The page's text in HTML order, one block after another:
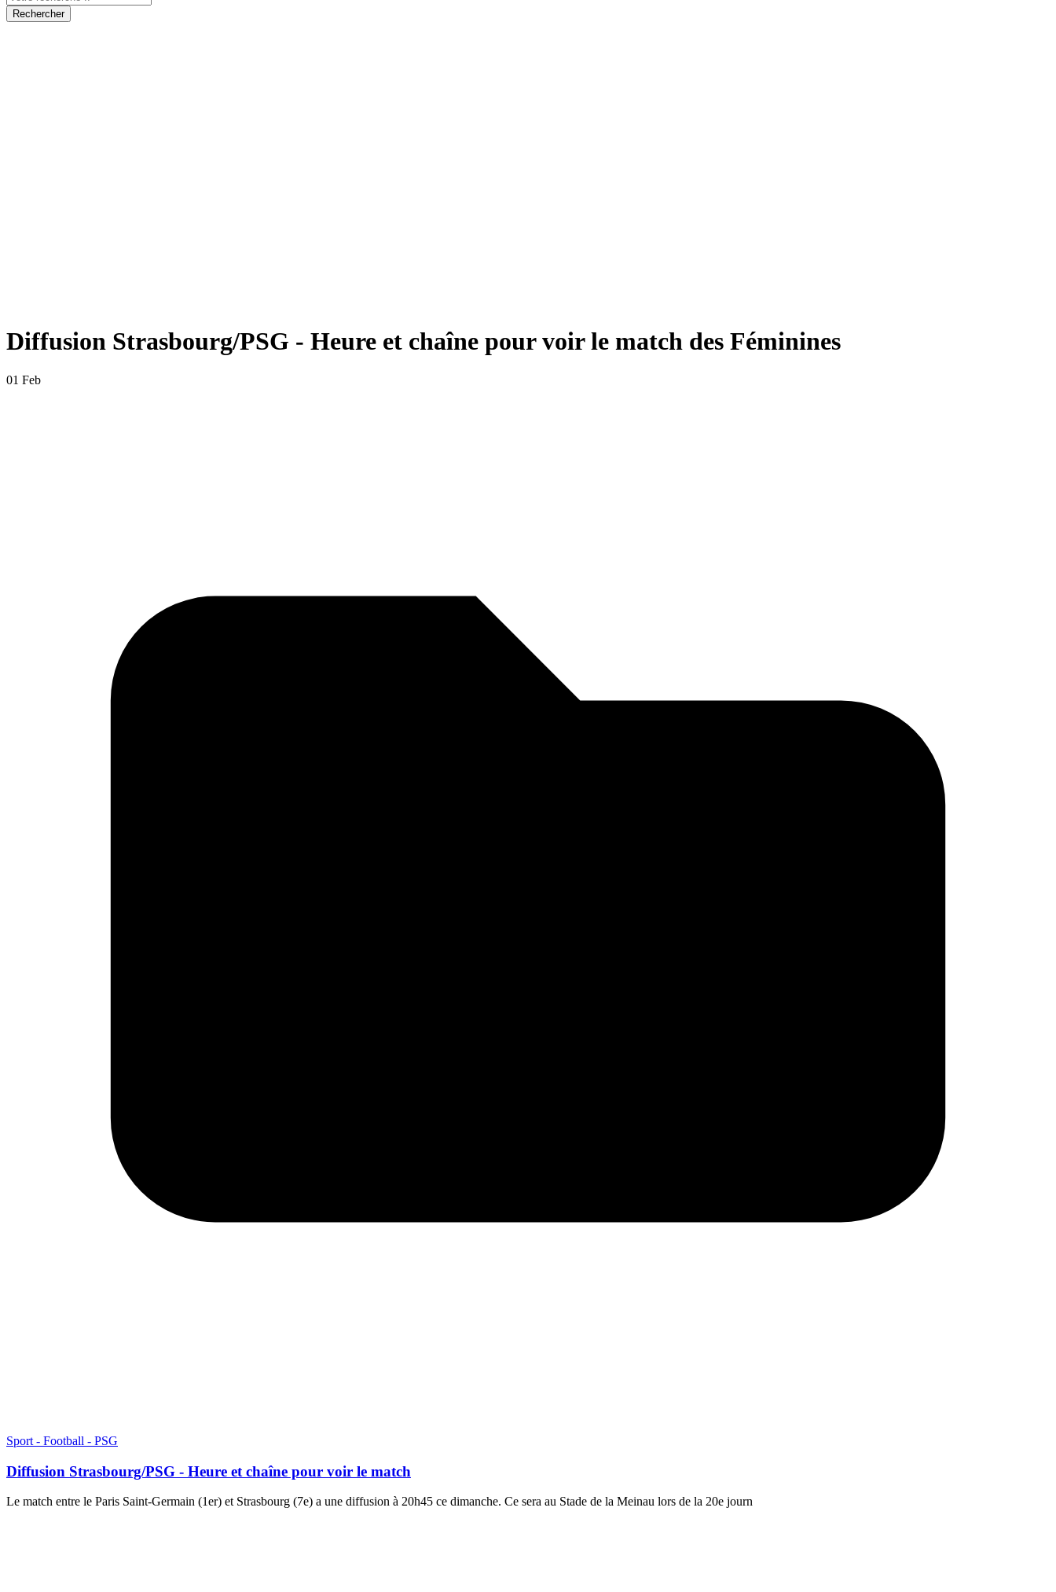
Rechercher
Diffusion Strasbourg/PSG - Heure et chaîne pour voir le match des Féminines
01 Feb
Sport - Football - PSG
Diffusion Strasbourg/PSG - Heure et chaîne pour voir le match
Le match entre le Paris Saint-Germain (1er) et Strasbourg (7e) a une diffusion à 20h45 ce dimanche. Ce sera au Stade de la Meinau lors de la 20e journ